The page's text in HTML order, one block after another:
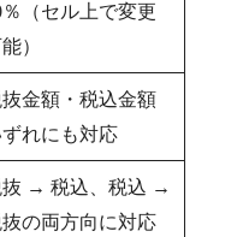
％（セル上で変更
）
金額・税込金額
ずれにも対応
抜 → 税込、税込 →
の両方向に対応